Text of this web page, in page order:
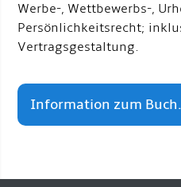
Werbe-, Wettbewerbs-,
Persönlichkeitsrecht;
Vertragsgestaltung.
Information zum